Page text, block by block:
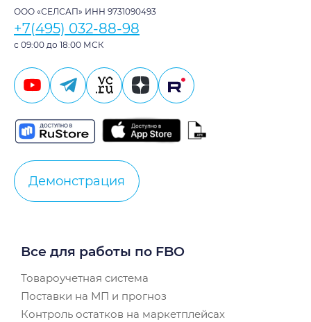
ООО «СЕЛСАП» ИНН 9731090493
+7(495) 032-88-98
с 09:00 до 18:00 МСК
Демонстрация
Все для работы по FBO
Товароучетная система
Поставки на МП и прогноз
Контроль остатков на маркетплейсах